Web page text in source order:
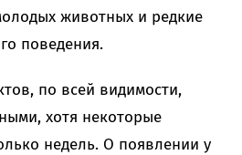
животных и редкие
поведения.
по всей видимости,
хотя некоторые
недель. О появлении у